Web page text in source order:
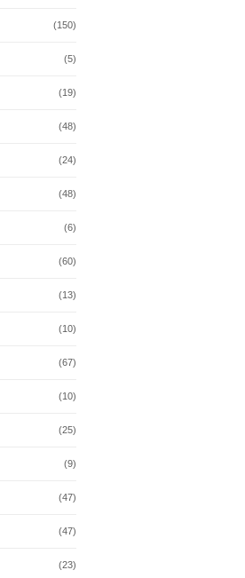
(150)
(5)
(19)
(48)
(24)
(48)
(6)
(60)
(13)
(10)
(67)
(10)
(25)
(9)
(47)
(47)
(23)